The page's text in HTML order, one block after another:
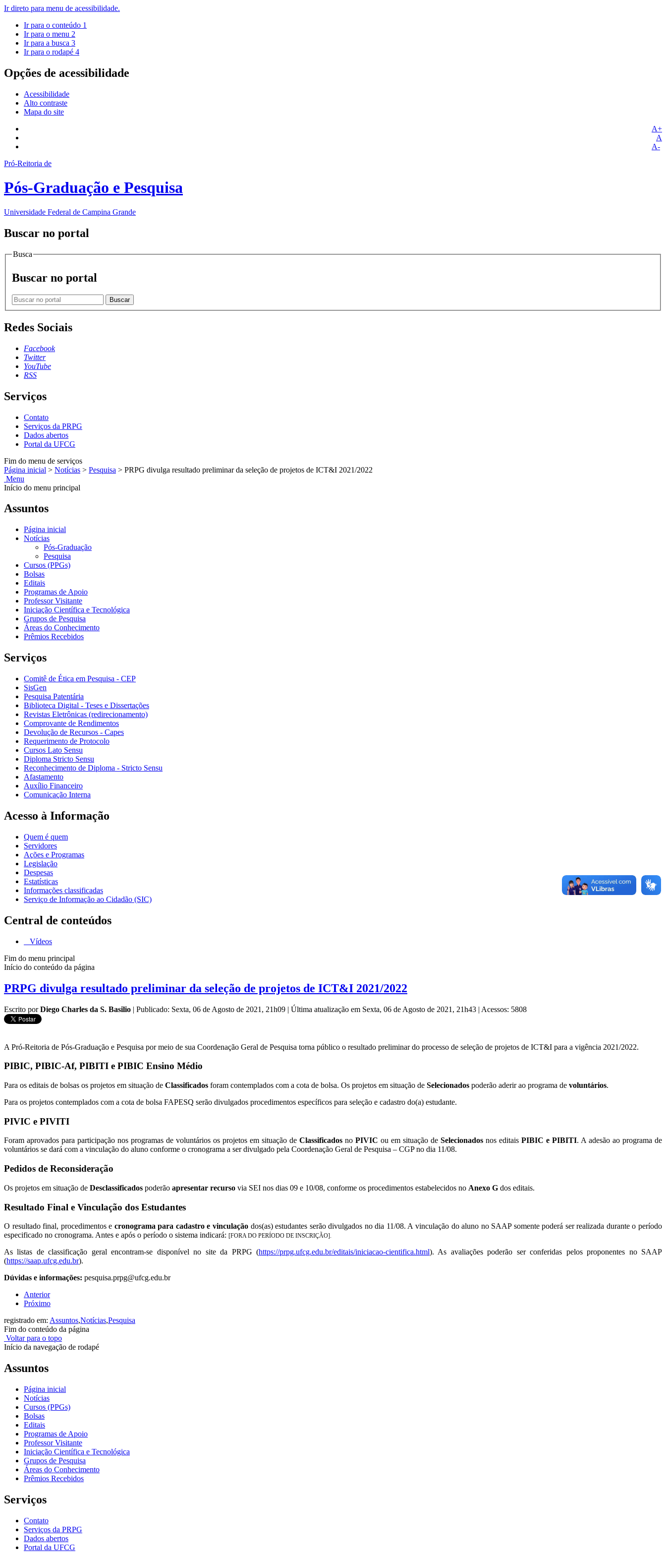
Ir direto para menu de acessibilidade.
Ir para o conteúdo 1
Ir para o menu 2
Ir para a busca 3
Ir para o rodapé 4
Opções de acessibilidade
Acessibilidade
Alto contraste
Mapa do site
A+
A
A-
Pró-Reitoria de
Pós-Graduação e Pesquisa
Universidade Federal de Campina Grande
Buscar no portal
Busca
Buscar no portal
Buscar
Redes Sociais
Facebook
Twitter
YouTube
RSS
Serviços
Contato
Serviços da PRPG
Dados abertos
Portal da UFCG
Fim do menu de serviços
Página inicial > Notícias > Pesquisa > PRPG divulga resultado preliminar da seleção de projetos de ICT&I 2021/2022
Menu
Início do menu principal
Assuntos
Página inicial
Notícias
Pós-Graduação
Pesquisa
Cursos (PPGs)
Bolsas
Editais
Programas de Apoio
Professor Visitante
Iniciação Científica e Tecnológica
Grupos de Pesquisa
Áreas do Conhecimento
Prêmios Recebidos
Serviços
Comitê de Ética em Pesquisa - CEP
SisGen
Pesquisa Patentária
Biblioteca Digital - Teses e Dissertações
Revistas Eletrônicas (redirecionamento)
Comprovante de Rendimentos
Devolução de Recursos - Capes
Requerimento de Protocolo
Cursos Lato Sensu
Diploma Stricto Sensu
Reconhecimento de Diploma - Stricto Sensu
Afastamento
Auxílio Financeiro
Comunicação Interna
Acesso à Informação
Quem é quem
Servidores
Ações e Programas
Legislação
Despesas
Estatísticas
Informações classificadas
Serviço de Informação ao Cidadão (SIC)
Central de conteúdos
Vídeos
Fim do menu principal
Início do conteúdo da página
PRPG divulga resultado preliminar da seleção de projetos de ICT&I 2021/2022
Escrito porDiego Charles da S. Basilio | Publicado: Sexta, 06 de Agosto de 2021, 21h09 | Última atualização em Sexta, 06 de Agosto de 2021, 21h43 | Acessos: 5808
A Pró-Reitoria de Pós-Graduação e Pesquisa por meio de sua Coordenação Geral de Pesquisa torna público o resultado preliminar do processo de seleção de projetos de ICT&I para a vigência 2021/2022.
PIBIC, PIBIC-Af, PIBITI e PIBIC Ensino Médio
Para os editais de bolsas os projetos em situação de Classificados foram contemplados com a cota de bolsa. Os projetos em situação de Selecionados poderão aderir ao programa de voluntários.
Para os projetos contemplados com a cota de bolsa FAPESQ serão divulgados procedimentos específicos para seleção e cadastro do(a) estudante.
PIVIC e PIVITI
Foram aprovados para participação nos programas de voluntários os projetos em situação de Classificados no PIVIC ou em situação de Selecionados nos editais PIBIC e PIBITI. A adesão ao programa de
voluntários se dará com a vinculação do aluno conforme o cronograma a ser divulgado pela Coordenação Geral de Pesquisa – CGP no dia 11/08.
Pedidos de Reconsideração
Os projetos em situação de Desclassificados poderão apresentar recurso via SEI nos dias 09 e 10/08, conforme os procedimentos estabelecidos no Anexo G dos editais.
Resultado Final e Vinculação dos Estudantes
O resultado final, procedimentos e cronograma para cadastro e vinculaçãodos(as) estudantes serão divulgados no dia 11/08. A vinculação do aluno no SAAP somente poderá ser realizada durante o período
especificado no cronograma. Antes e após o período o sistema indicará: [FORA DO PERÍODO DE INSCRIÇÃO].
As listas de classificação geral encontram-se disponível no site da PRPG (https://prpg.ufcg.edu.br/editais/iniciacao-cientifica.html). As avaliações poderão ser conferidas pelos proponentes no SAAP
(https://saap.ufcg.edu.br).
Dúvidas e informações: pesquisa.prpg@ufcg.edu.br
Anterior
Próximo
registrado em: Assuntos,Notícias,Pesquisa
Fim do conteúdo da página
Voltar para o topo
Início da navegação de rodapé
Assuntos
Página inicial
Notícias
Cursos (PPGs)
Bolsas
Editais
Programas de Apoio
Professor Visitante
Iniciação Científica e Tecnológica
Grupos de Pesquisa
Áreas do Conhecimento
Prêmios Recebidos
Serviços
Contato
Serviços da PRPG
Dados abertos
Portal da UFCG